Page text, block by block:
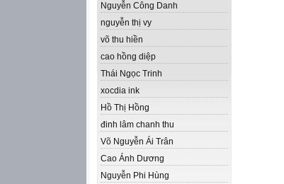
Nguyễn Công Danh
nguyễn thị vy
võ thu hiền
cao hồng diệp
Thái Ngọc Trinh
xocdia ink
Hồ Thị Hồng
đinh lâm chanh thu
Võ Nguyễn Ái Trân
Cao Ánh Dương
Nguyễn Phi Hùng